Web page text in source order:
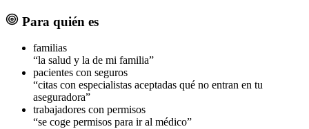
Para quién es
familias
“la salud y la de mi familia”
pacientes con seguros
“citas con especialistas aceptadas qué no entran en tu
aseguradora”
trabajadores con permisos
“se coge permisos para ir al médico”